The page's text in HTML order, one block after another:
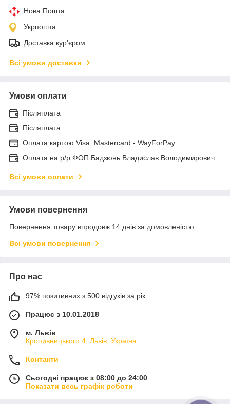
Нова Пошта
Укрпошта
Доставка кур'єром
Всі умови доставки
Умови оплати
Післяплата
Післяплата
Оплата картою Visa, Mastercard - WayForPay
Оплата на р/р ФОП Бадзюнь Владислав Володимирович
Всі умови оплати
Умови повернення
Повернення товару впродовж 14 днів за домовленістю
Всі умови повернення
Про нас
97% позитивних з 500 відгуків за рік
Працює з 10.01.2018
м. Львів
Кропивницького 4, Львів, Україна
Контакти
Сьогодні працює з 08:00 до 24:00
Показати весь графік роботи